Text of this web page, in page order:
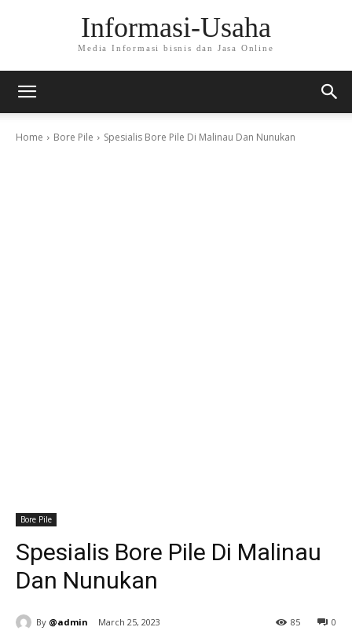
Informasi-Usaha
Media Informasi bisnis dan Jasa Online
Home Bore Pile Spesialis Bore Pile Di Malinau Dan Nunukan
Bore Pile
Spesialis Bore Pile Di Malinau
Dan Nunukan
By @admin March 25, 2023 0
85